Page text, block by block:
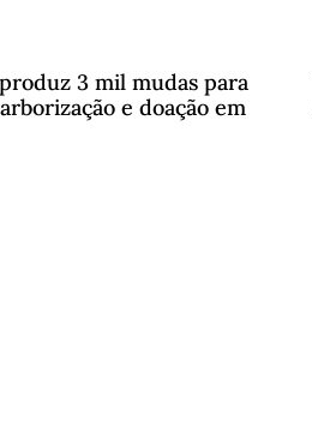
3 mil mudas para
e doação em